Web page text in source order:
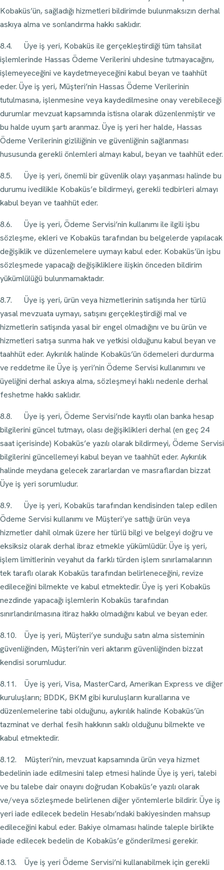
Kobaküs’ün, sağladığı hizmetleri bildirimde bulunmaksızın derhal
askıya alma ve sonlandırma hakkı saklıdır.
8.4. Üye iş yeri, Kobaküs ile gerçekleştirdiği tüm tahsilat
işlemlerinde Hassas Ödeme Verilerini uhdesine tutmayacağını,
işlemeyeceğini ve kaydetmeyeceğini kabul beyan ve taahhüt
eder. Üye iş yeri, Müşteri’nin Hassas Ödeme Verilerinin
tutulmasına, işlenmesine veya kaydedilmesine onay verebileceği
durumlar mevzuat kapsamında istisna olarak düzenlenmiştir ve
bu halde uyum şartı aranmaz. Üye iş yeri her halde, Hassas
Ödeme Verilerinin gizliliğinin ve güvenliğinin sağlanması
hususunda gerekli önlemleri almayı kabul, beyan ve taahhüt eder.
8.5. Üye iş yeri, önemli bir güvenlik olayı yaşanması halinde bu
durumu ivedilikle Kobaküs’e bildirmeyi, gerekli tedbirleri almayı
kabul beyan ve taahhüt eder.
8.6. Üye iş yeri, Ödeme Servisi’nin kullanımı ile ilgili işbu
sözleşme, ekleri ve Kobaküs tarafından bu belgelerde yapılacak
değişiklik ve düzenlemelere uymayı kabul eder. Kobaküs’ün işbu
sözleşmede yapacağı değişikliklere ilişkin önceden bildirim
yükümlülüğü bulunmamaktadır.
8.7. Üye iş yeri, ürün veya hizmetlerinin satişında her türlü
yasal mevzuata uymayı, satışını gerçekleştirdiği mal ve
hizmetlerin satişında yasal bir engel olmadığını ve bu ürün ve
hizmetleri satışa sunma hak ve yetkisi olduğunu kabul beyan ve
taahhüt eder. Aykırılık halinde Kobaküs’ün ödemeleri durdurma
ve reddetme ile Üye iş yeri’nin Ödeme Servisi kullanımını ve
üyeliğini derhal askıya alma, sözleşmeyi haklı nedenle derhal
feshetme hakkı saklıdır.
8.8. Üye iş yeri, Ödeme Servisi’nde kayıtlı olan banka hesap
bilgilerini güncel tutmayı, olası değişiklikleri derhal (en geç 24
saat içerisinde) Kobaküs’e yazılı olarak bildirmeyi, Ödeme Servisi
bilgilerini güncellemeyi kabul beyan ve taahhüt eder. Aykırılık
halinde meydana gelecek zararlardan ve masraflardan bizzat
Üye iş yeri sorumludur.
8.9. Üye iş yeri, Kobaküs tarafından kendisinden talep edilen
Ödeme Servisi kullanımı ve Müşteri’ye sattığı ürün veya
hizmetler dahil olmak üzere her türlü bilgi ve belgeyi doğru ve
eksiksiz olarak derhal ibraz etmekle yükümlüdür. Üye iş yeri,
işlem limitlerinin veyahut da farklı türden işlem sınırlamalarının
tek taraflı olarak Kobaküs tarafından belirleneceğini, revize
edileceğini bilmekte ve kabul etmektedir. Üye iş yeri Kobaküs
nezdinde yapacağı işlemlerin Kobaküs tarafından
sınırlandırılmasına itiraz hakkı olmadığını kabul ve beyan eder.
8.10. Üye iş yeri, Müşteri’ye sunduğu satın alma sisteminin
güvenliğinden, Müşteri’nin veri aktarım güvenliğinden bizzat
kendisi sorumludur.
8.11. Üye iş yeri, Visa, MasterCard, Amerikan Express ve diğer
kuruluşların; BDDK, BKM gibi kuruluşların kurallarına ve
düzenlemelerine tabi olduğunu, aykırılık halinde Kobaküs’ün
tazminat ve derhal fesih hakkının saklı olduğunu bilmekte ve
kabul etmektedir.
8.12. Müşteri’nin, mevzuat kapsamında ürün veya hizmet
bedelinin iade edilmesini talep etmesi halinde Üye iş yeri, talebi
ve bu talebe dair onayını doğrudan Kobaküs’e yazılı olarak
ve/veya sözleşmede belirlenen diğer yöntemlerle bildirir. Üye iş
yeri iade edilecek bedelin Hesabı’ndaki bakiyesinden mahsup
edileceğini kabul eder. Bakiye olmaması halinde taleple birlikte
iade edilecek bedelin de Kobaküs’e gönderilmesi gerekir.
8.13. Üye iş yeri Ödeme Servisi’ni kullanabilmek için gerekli